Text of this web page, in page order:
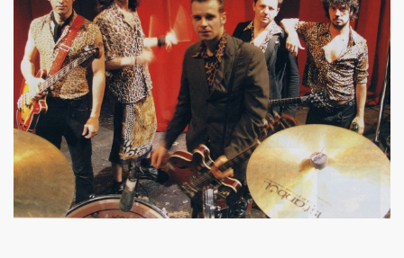
le 4 juin 2010 au CLOITRE DES JACOBINS a
A SERGE REZVANI" le 2 juin 2010 aux TROIS
CONTROL CLUB, BERTRAND BURGALAT au
FRANCE le 15 mai 2010 au musee MAC-VAL de
BARDOT ("MON BB")" le 15 avril 2010 a la FNAC
cabaret ARTISHOW (Paris) pour l'emission "DIVAS